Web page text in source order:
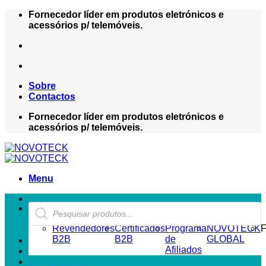
Skip
Fornecedor líder em produtos eletrónicos e
acessórios p/ telemóveis.
Sobre
Contactos
Fornecedor líder em produtos eletrónicos e
acessórios p/ telemóveis.
Menu
Products
search
ZONA REVENDEDOR-B2B
Revendedores
B2B
Certificados
B2B
Programa
de
Afiliados
NOVOTECK
GLOBAL